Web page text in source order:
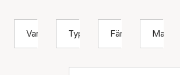
Varumärke Typ Färg Material